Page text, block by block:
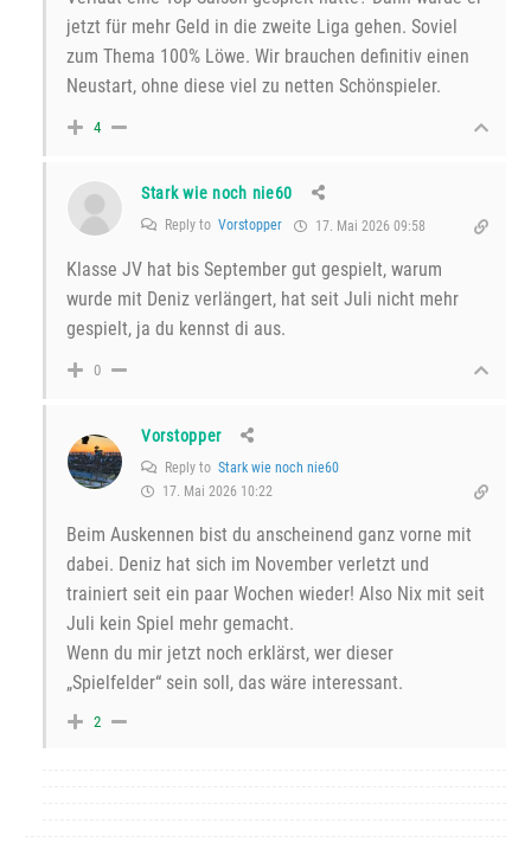
jetzt für mehr Geld in die zweite Liga gehen. Soviel
zum Thema 100% Löwe. Wir brauchen definitiv einen
Neustart, ohne diese viel zu netten Schönspieler.
4
Stark wie noch nie60
Reply to Vorstopper 17. Mai 2026 09:58
Klasse JV hat bis September gut gespielt, warum
wurde mit Deniz verlängert, hat seit Juli nicht mehr
gespielt, ja du kennst di aus.
0
Vorstopper
Reply to Stark wie noch nie60
17. Mai 2026 10:22
Beim Auskennen bist du anscheinend ganz vorne mit
dabei. Deniz hat sich im November verletzt und
trainiert seit ein paar Wochen wieder! Also Nix mit seit
Juli kein Spiel mehr gemacht.
Wenn du mir jetzt noch erklärst, wer dieser
„Spielfelder“ sein soll, das wäre interessant.
2